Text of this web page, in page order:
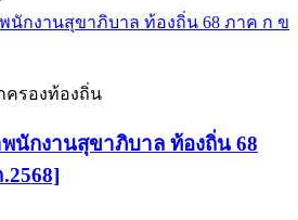
ครองท้องถิ่น
นักงานสุขาภิบาล ท้องถิ่น 68